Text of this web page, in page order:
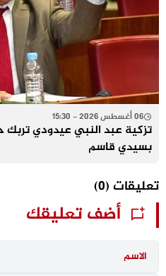
06 أغسطس 2026 - 15:30
تزكية عبد النبي عيدودي تربك
بسيدي قاسم
تعليقات (0)
أضف تعليقك